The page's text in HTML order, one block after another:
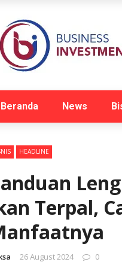
Beranda News
HEADLINE
Terpal,
26 August 2024 0